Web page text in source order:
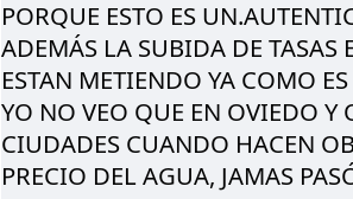
PORQUE ESTO ES
ADEMÁS LA SUBIDA DE TASAS
ESTAN METIENDO YA COMO ES
YO NO VEO QUE EN OVIEDO Y
CIUDADES CUANDO HACEN
PRECIO DEL AGUA, JAMAS